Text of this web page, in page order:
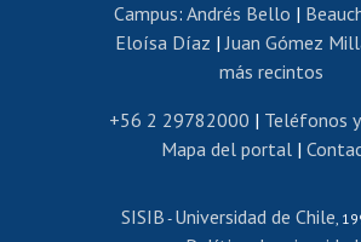
Editar páginas blancas
Extranjeras/os
Revalidación y reconocimiento
Postulación al Programa de
Cursos de español
Campus: Andrés Bello |
Eloísa Díaz |Juan Gómez
más recintos
+56 2 29782000 | Teléfonos
Mapa del portal|
SISIB - Universidad de Chile,